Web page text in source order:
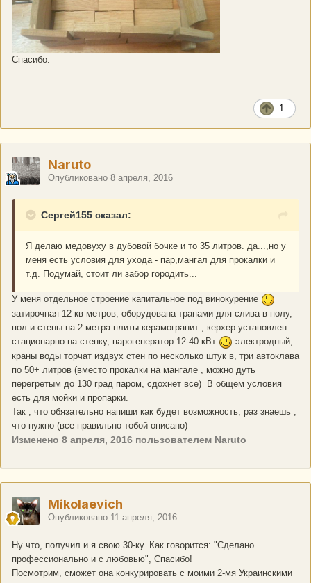
Спасибо.
1
Naruto
Опубликовано 8 апреля, 2016
Сергей155 сказал:
Я делаю медовуху в дубовой бочке и то 35 литров. да...,но у
меня есть условия для ухода - пар,мангал для прокалки и
т.д. Подумай, стоит ли забор городить...
У меня отдельное строение капитальное под винокурение
затирочная 12 кв метров, оборудована трапами для слива в полу,
пол и стены на 2 метра плиты керамогранит , керхер установлен
стационарно на стенку, парогенератор 12-40 кВт
электродный,
краны воды торчат издвух стен по несколько штук в, три автоклава
по 50+ литров (вместо прокалки на мангале , можно дуть
перегретым до 130 град паром, сдохнет все) В общем условия
есть для мойки и пропарки.
Так , что обязательно напиши как будет возможность, раз знаешь ,
что нужно (все правильно тобой описано)
Изменено 8 апреля, 2016 пользователем Naruto
Mikolaevich
Опубликовано 11 апреля, 2016
Ну что, получил и я свою 30-ку. Как говорится: "Сделано
профессионально и с любовью", Спасибо!
Посмотрим, сможет она конкурировать с моими 2-мя Украинскими